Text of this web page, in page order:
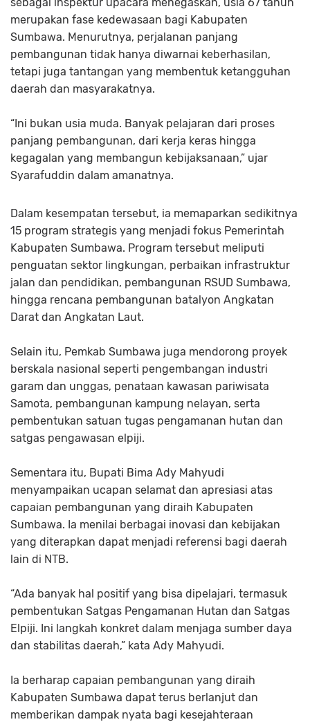
merupakan fase kedewasaan bagi Kabupaten
Sumbawa. Menurutnya, perjalanan panjang
pembangunan tidak hanya diwarnai keberhasilan,
tetapi juga tantangan yang membentuk ketangguhan
daerah dan masyarakatnya.
“Ini bukan usia muda. Banyak pelajaran dari proses
panjang pembangunan, dari kerja keras hingga
kegagalan yang membangun kebijaksanaan,” ujar
Syarafuddin dalam amanatnya.
Dalam kesempatan tersebut, ia memaparkan sedikitnya
15 program strategis yang menjadi fokus Pemerintah
Kabupaten Sumbawa. Program tersebut meliputi
penguatan sektor lingkungan, perbaikan infrastruktur
jalan dan pendidikan, pembangunan RSUD Sumbawa,
hingga rencana pembangunan batalyon Angkatan
Darat dan Angkatan Laut.
Selain itu, Pemkab Sumbawa juga mendorong proyek
berskala nasional seperti pengembangan industri
garam dan unggas, penataan kawasan pariwisata
Samota, pembangunan kampung nelayan, serta
pembentukan satuan tugas pengamanan hutan dan
satgas pengawasan elpiji.
Sementara itu, Bupati Bima Ady Mahyudi
menyampaikan ucapan selamat dan apresiasi atas
capaian pembangunan yang diraih Kabupaten
Sumbawa. Ia menilai berbagai inovasi dan kebijakan
yang diterapkan dapat menjadi referensi bagi daerah
lain di NTB.
“Ada banyak hal positif yang bisa dipelajari, termasuk
pembentukan Satgas Pengamanan Hutan dan Satgas
Elpiji. Ini langkah konkret dalam menjaga sumber daya
dan stabilitas daerah,” kata Ady Mahyudi.
Ia berharap capaian pembangunan yang diraih
Kabupaten Sumbawa dapat terus berlanjut dan
memberikan dampak nyata bagi kesejahteraan